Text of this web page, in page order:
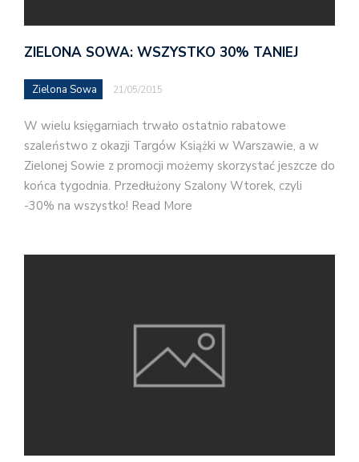
ZIELONA SOWA: WSZYSTKO 30% TANIEJ
Zielona Sowa 21/05/2015
W wielu księgarniach trwało ostatnio rabatowe
szaleństwo z okazji Targów Książki w Warszawie, a w
Zielonej Sowie z promocji możemy skorzystać jeszcze do
końca tygodnia. Przedłużony Szalony Wtorek, czyli
-30% na wszystko! Read More